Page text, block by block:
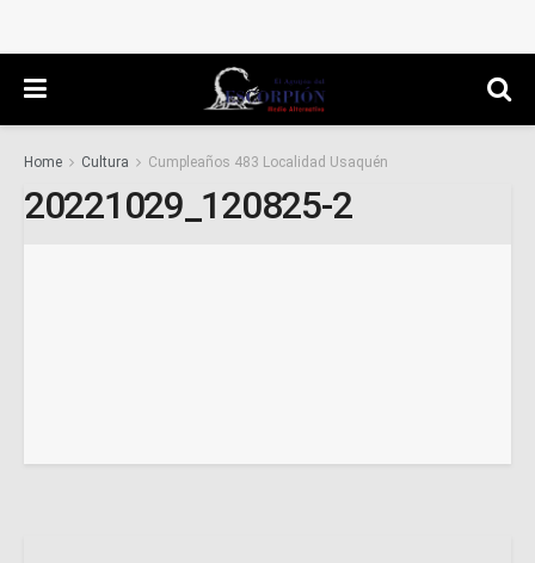
Home Cultura Cumpleaños 483 Localidad Usaquén
20221029_120825-2